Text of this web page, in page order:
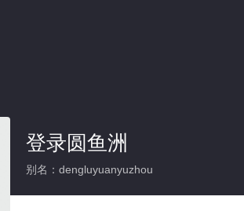
登录圆鱼洲
别名：dengluyuanyuzhou